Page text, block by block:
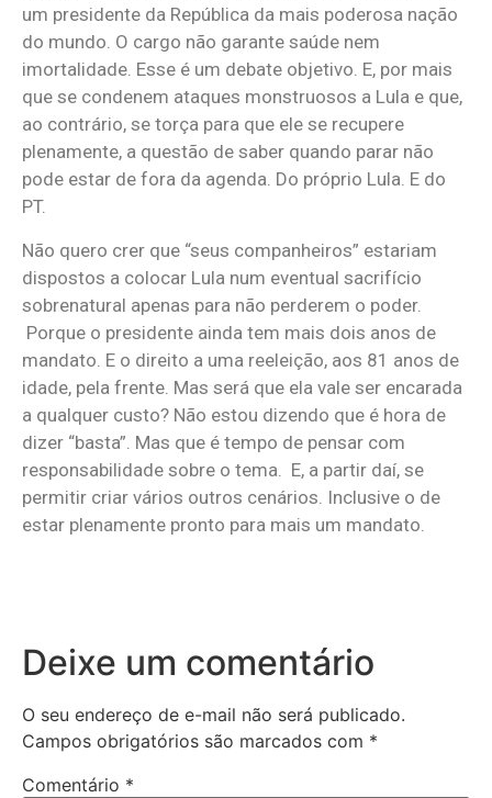
um presidente da República da mais poderosa nação
do mundo. O cargo não garante saúde nem
imortalidade. Esse é um debate objetivo. E, por mais
que se condenem ataques monstruosos a Lula e que,
ao contrário, se torça para que ele se recupere
plenamente, a questão de saber quando parar não
pode estar de fora da agenda. Do próprio Lula. E do
PT.
Não quero crer que “seus companheiros” estariam
dispostos a colocar Lula num eventual sacrifício
sobrenatural apenas para não perderem o poder.
Porque o presidente ainda tem mais dois anos de
mandato. E o direito a uma reeleição, aos 81 anos de
idade, pela frente. Mas será que ela vale ser encarada
a qualquer custo? Não estou dizendo que é hora de
dizer “basta”. Mas que é tempo de pensar com
responsabilidade sobre o tema. E, a partir daí, se
permitir criar vários outros cenários. Inclusive o de
estar plenamente pronto para mais um mandato.
Deixe um comentário
O seu endereço de e-mail não será publicado.
Campos obrigatórios são marcados com *
Comentário *